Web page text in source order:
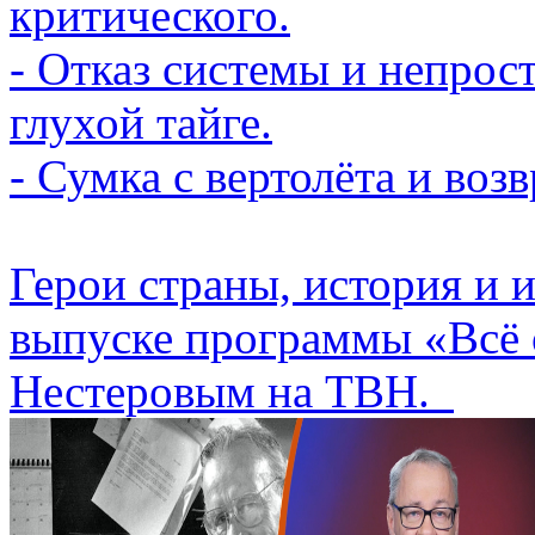
критического.
- Отказ системы и
глухой тайге.
- Сумка с вертолёта и
Герои страны, история и
выпуске программы «Всё
Нестеровым на ТВН.